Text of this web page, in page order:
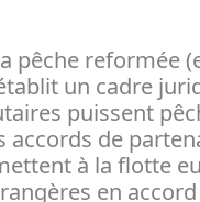
pêche reformée
un cadre
puissent
accords de
à la flotte
en